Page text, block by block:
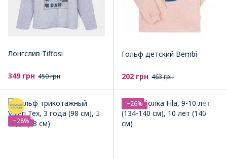
Лонгслив Tiffosi
349 грн 450 грн
Гольф детский Bembi
202 грн 463 грн
−28%
−26%